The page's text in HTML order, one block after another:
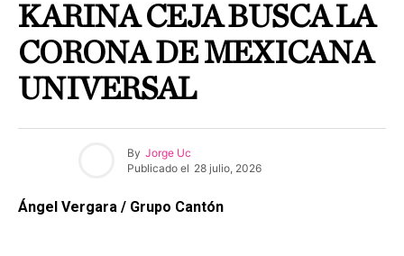
KARINA CEJA BUSCA LA
CORONA DE MEXICANA
UNIVERSAL
By Jorge Uc
Publicado el 28 julio, 2026
Ángel Vergara / Grupo Cantón